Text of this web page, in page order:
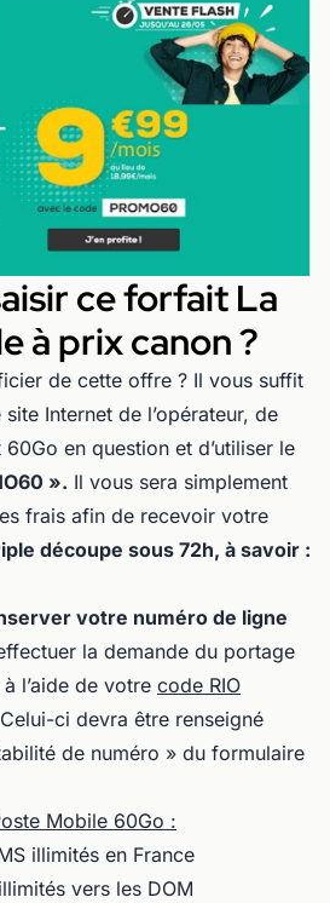
ce forfait La
à prix canon ?
de cette offre ? Il vous suffit
Internet de l’opérateur, de
en question et d’utiliser le
». Il vous sera simplement
frais afin de recevoir votre
découpe sous 72h, à savoir :
votre numéro de ligne
la demande du portage
l’aide de votre code RIO
ci devra être renseigné
de numéro » du formulaire
Mobile 60Go :
illimités en France
vers les DOM